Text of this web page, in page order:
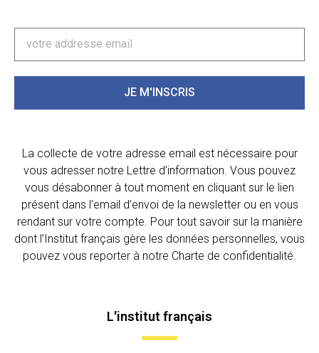
JE M'INSCRIS
La collecte de votre adresse email est nécessaire pour
vous adresser notre Lettre d’information. Vous pouvez
vous désabonner à tout moment en cliquant sur le lien
présent dans l’email d’envoi de la newsletter ou en vous
rendant sur votre compte. Pour tout savoir sur la manière
dont l’Institut français gère les données personnelles, vous
pouvez vous reporter à notre Charte de confidentialité.
L'institut français